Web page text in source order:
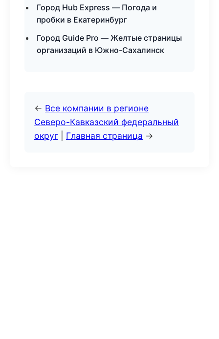
Город Hub Express — Погода и
пробки в Екатеринбург
Город Guide Pro — Желтые страницы
организаций в Южно-Сахалинск
← Все компании в регионе
Северо-Кавказский федеральный
округ
Главная страница →